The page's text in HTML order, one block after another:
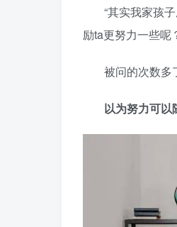
“其实我家孩
励ta更努力一些呢
被问的次数多
以为努力可以